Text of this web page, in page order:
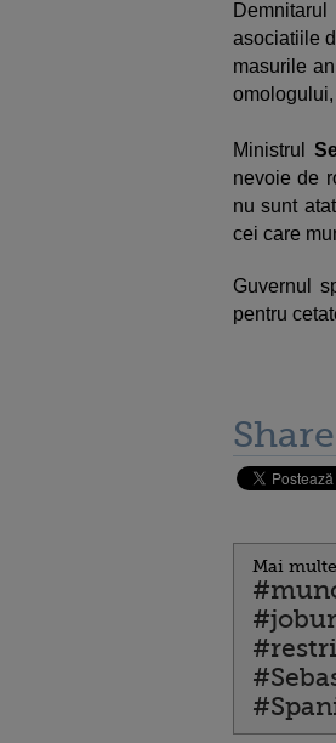
asociatiile
masurile
omologului,
Ministrul
nevoie de
nu sunt
cei care
Guvernul
pentru
Mai